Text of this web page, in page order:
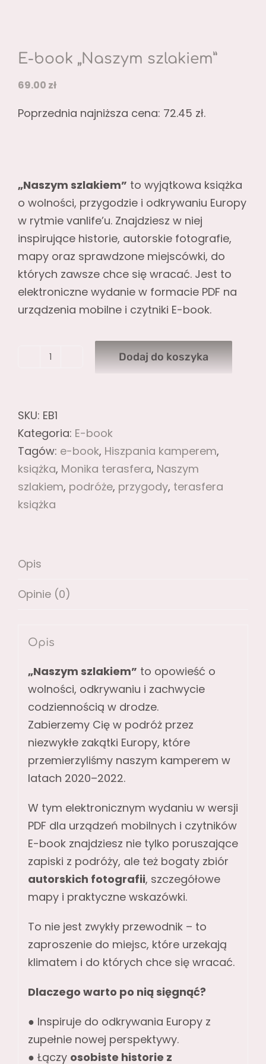
E-book „Naszym szlakiem”
69.00 zł
Poprzednia najniższa cena: 72.45 zł.
„Naszym szlakiem” to wyjątkowa książka
o wolności, przygodzie i odkrywaniu Europy
w rytmie vanlife’u. Znajdziesz w niej
inspirujące historie, autorskie fotografie,
mapy oraz sprawdzone miejscówki, do
których zawsze chce się wracać. Jest to
elektroniczne wydanie w formacie PDF na
urządzenia mobilne i czytniki E-book.
ilość
"Naszym
szlakiem"
Dodaj do koszyka
SKU: EB1
Kategoria: E-book
Tagów: e-book, Hiszpania kamperem,
książka, Monika terasfera, Naszym
szlakiem, podróże, przygody, terasfera
książka
Opis
Opinie (0)
Opis
„Naszym szlakiem” to opowieść o
wolności, odkrywaniu i zachwycie
codziennością w drodze.
Zabierzemy Cię w podróż przez
niezwykłe zakątki Europy, które
przemierzyliśmy naszym kamperem w
latach 2020–2022.
W tym elektronicznym wydaniu w wersji
PDF dla urządzeń mobilnych i czytników
E-book znajdziesz nie tylko poruszające
zapiski z podróży, ale też bogaty zbiór
autorskich fotografii, szczegółowe
mapy i praktyczne wskazówki.
To nie jest zwykły przewodnik – to
zaproszenie do miejsc, które urzekają
klimatem i do których chce się wracać.
Dlaczego warto po nią sięgnąć?
● Inspiruje do odkrywania Europy z
zupełnie nowej perspektywy.
● Łączy osobiste historie z